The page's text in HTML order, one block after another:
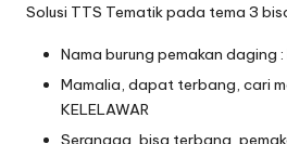
Solusi TTS Tematik pada tema 3
Nama burung pemakan daging :
Mamalia, dapat terbang, cari
KELELAWAR
Serangga, bisa terbang,